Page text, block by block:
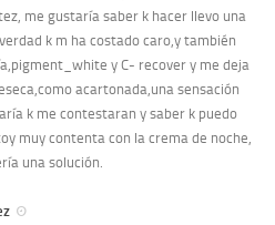
me gustaría saber k hacer llevo una
k m ha costado caro,y también
y C- recover y me deja
acartonada,una sensación
k me contestaran y saber k puedo
muy contenta con la crema de noche,
una solución.